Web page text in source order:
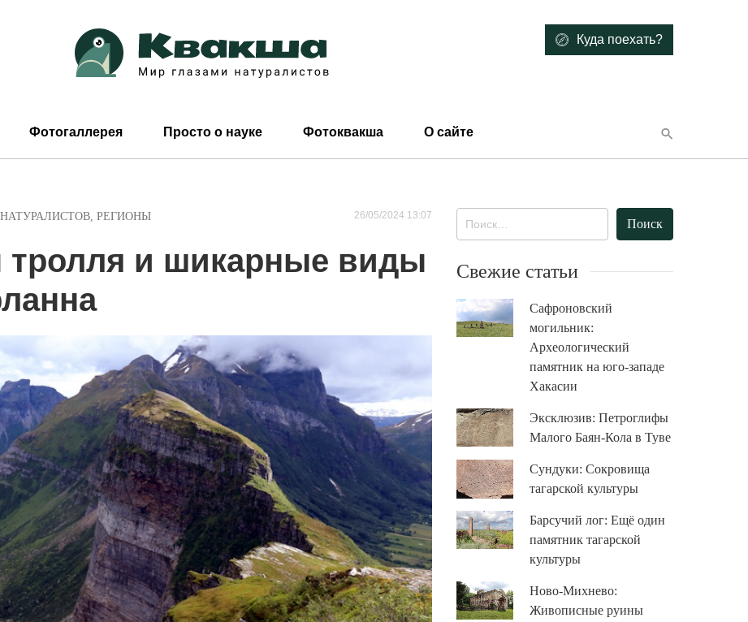
Куда поехать?
Фотогаллерея Просто о науке Фотоквакша О сайте
, РЕГИОНЫ 26/05/2024 13:07
и шикарные виды
Свежие статьи
Сафроновский
могильник:
Археологический
памятник на юго-западе
Хакасии
Эксклюзив: Петроглифы
Малого Баян-Кола в Туве
Сундуки: Сокровища
тагарской культуры
Барсучий лог: Ещё один
памятник тагарской
культуры
Ново-Михнево:
Живописные руины